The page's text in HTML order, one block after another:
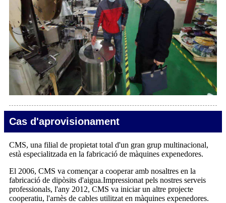
Cas d'aprovisionament
CMS, una filial de propietat total d'un gran grup multinacional,
està especialitzada en la fabricació de màquines expenedores.
El 2006, CMS va començar a cooperar amb nosaltres en la
fabricació de dipòsits d'aigua.Impressionat pels nostres serveis
professionals, l'any 2012, CMS va iniciar un altre projecte
cooperatiu, l'arnès de cables utilitzat en màquines expenedores.